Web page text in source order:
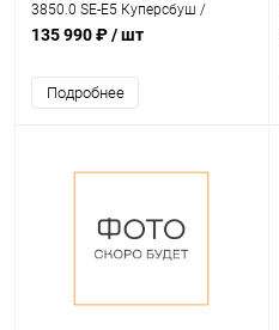
3850.0 SE-E5 Куперсбуш /
Kuppersbusch
135 990 ₽/ шт
Подробнее